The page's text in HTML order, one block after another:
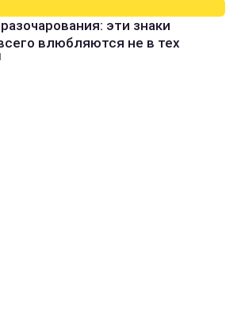
эти знаки
влюбляются не в тех